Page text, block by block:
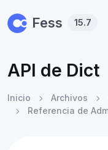
Fess 15.7
API de Dict
Inicio Archivos
Referencia de